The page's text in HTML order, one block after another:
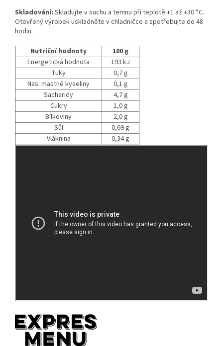
Skladování: Skladujte v suchu a temnu při teplotě +1 až +30 °C.
Otevřený výrobek uskladněte v chladničce a spotřebujte do 48
hodin.
Nutriční hodnoty
100 g
Energetická hodnota
193 kJ
Tuky
0,7 g
Nas. mastné kyseliny
0,1 g
Sacharidy
4,7 g
Cukry
1,0 g
Bílkoviny
2,0 g
Sůl
0,69 g
Vláknina
0,34 g